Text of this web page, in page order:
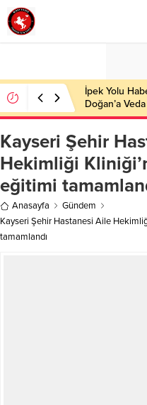
İpek Yolu
Doğan’a Veda
Kayseri Şehir
Hekimliği
eğitimi
Anasayfa
Gündem
Kayseri Şehir Hastanesi Aile
tamamlandı